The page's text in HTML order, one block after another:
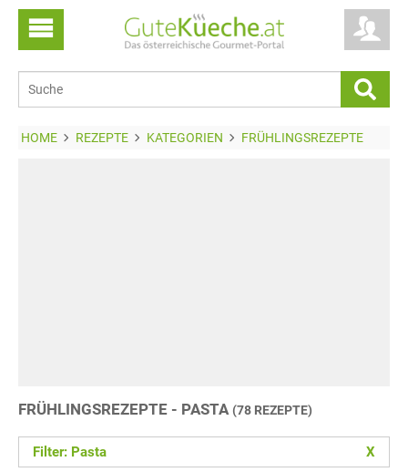
HOME REZEPTE KATEGORIEN FRÜHLINGSREZEPTE
FRÜHLINGSREZEPTE - PASTA (78 REZEPTE)
Filter: Pasta X